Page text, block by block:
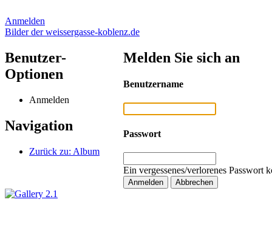
Anmelden
Bilder der weissergasse-koblenz.de
Benutzer-
Optionen
Anmelden
Navigation
Zurück zu: Album
Melden Sie sich an
Benutzername
Passwort
Ein vergessenes/verlorenes Passwort